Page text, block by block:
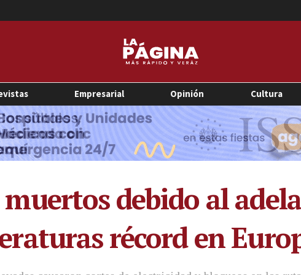
Empresarial Opinión Cultura
debido al
récord en